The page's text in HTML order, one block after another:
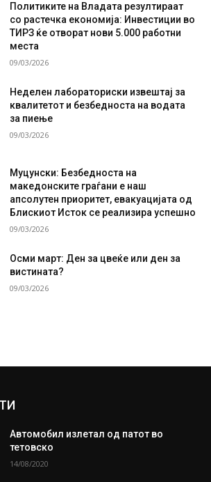
Политиките на Владата резултираат
со растечка економија: Инвестиции во
ТИРЗ ќе отворат нови 5.000 работни
места
09/03/2026
Неделен лабораториски извештај за
квалитетот и безбедноста на водата
за пиење
09/03/2026
Муцунски: Безбедноста на
македонските граѓани е наш
апсолутен приоритет, евакуацијата од
Блискиот Исток се реализира успешно
09/03/2026
Осми март: Ден за цвеќе или ден за
вистината?
09/03/2026
Автомобил излетал од патот во
тетовско
14/08/2020